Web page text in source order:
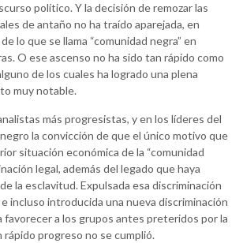
político. Y la decisión de remozar las
de antaño no ha traído aparejada, en
lo que se llama “comunidad negra” en
O ese ascenso no ha sido tan rápido como
de los cuales ha logrado una plena
muy notable.
más progresistas, y en los líderes del
la convicción de que el único motivo que
situación económica de la “comunidad
legal, además del legado que haya
la esclavitud. Expulsada esa discriminación
incluso introducida una nueva discriminación
favorecer a los grupos antes preteridos por la
rápido progreso no se cumplió.